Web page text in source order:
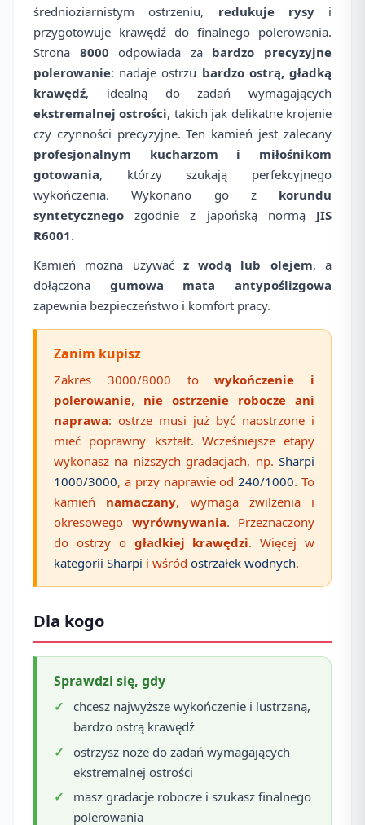
średnioziarnistym ostrzeniu, redukuje rysyi
przygotowuje krawędź do finalnego polerowania.
Strona 8000 odpowiada za bardzo precyzyjne
polerowanie: nadaje ostrzu bardzo ostrą, gładką
krawędź, idealną do zadań wymagających
ekstremalnej ostrości, takich jak delikatne krojenie
czy czynności precyzyjne. Ten kamień jest zalecany
profesjonalnym kucharzom i miłośnikom
gotowania, którzy szukają perfekcyjnego
wykończenia. Wykonano go z korundu
syntetycznego zgodnie z japońską normą JIS
R6001.
Kamień można używać z wodą lub olejem, a
dołączona gumowa mata antypoślizgowa
zapewnia bezpieczeństwo i komfort pracy.
Zanim kupisz
Zakres 3000/8000 towykończenie i
polerowanie, nie ostrzenie robocze ani
naprawa: ostrze musi już być naostrzone i
mieć poprawny kształt. Wcześniejsze etapy
wykonasz na niższych gradacjach, np. Sharpi
1000/3000, a przy naprawie od 240/1000. To
kamień namaczany, wymaga zwilżenia i
okresowego wyrównywania. Przeznaczony
do ostrzy o gładkiej krawędzi. Więcej w
kategorii Sharpi i wśród ostrzałek wodnych.
Dla kogo
Sprawdzi się, gdy
chcesz najwyższe wykończenie i lustrzaną,
bardzo ostrą krawędź
ostrzysz noże do zadań wymagających
ekstremalnej ostrości
masz gradacje robocze i szukasz finalnego
polerowania